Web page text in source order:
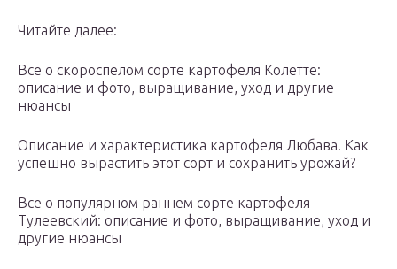
Читайте далее:
Все о скороспелом сорте картофеля Колетте:
описание и фото, выращивание, уход и другие
нюансы
Описание и характеристика картофеля Любава. Как
успешно вырастить этот сорт и сохранить урожай?
Все о популярном раннем сорте картофеля
Тулеевский: описание и фото, выращивание, уход и
другие нюансы